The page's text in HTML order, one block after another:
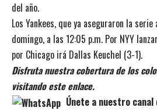
del año.
Los Yankees, que ya aseguraron la
domingo, a las 12:05 p.m. Por NYY
por Chicago irá Dallas Keuchel (3-1).
Disfruta nuestra cobertura de los
visitando este enlace.
Únete a nuestro